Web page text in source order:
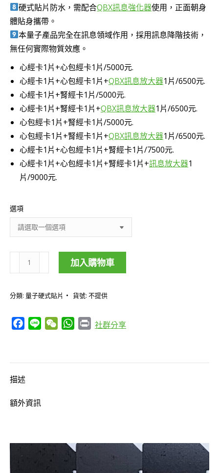
硬式貼片防水，需配合QBX訊息強化器使用，正面朝身
體貼身攜帶。
本量子產品完全在訊息領域作用，採用訊息降階技術，
無任何實際物質效應。
心經卡1片+心包經卡1片/5000元.
心經卡1片+心包經卡1片+QBX訊息放大器1片/6500元.
心經卡1片+腎經卡1片/5000元.
心經卡1片+腎經卡1片+QBX訊息放大器1片/6500元.
心包經卡1片+腎經卡1片/5000元.
心包經卡1片+腎經卡1片+QBX訊息放大器1片/6500元.
心經卡1片+心包經卡1片+腎經卡1片/7500元.
心經卡1片+心包經卡1片+腎經卡1片+訊息放大器1
片/9000元.
選項
欣
向
護
量
加入購物車
分類: 量子硬式貼片 貨號: 不提供
Facebook
Line WeChatWhatsApp
Print
社群分享
描述
額外資訊